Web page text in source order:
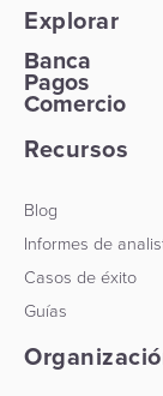
Explorar
Banca
Pagos
Comercio
Recursos
Blog
Informes de
Casos de éxito
Guías